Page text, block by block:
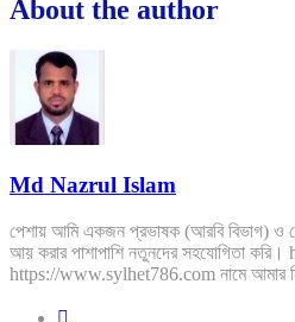
About the author
Md Nazrul Islam
পেশায় আমি একজন প্রভাষক (আরবি বিভাগ) ও
আয় করার পাশাপাশি নতুনদের সহযোগিতা
https://www.sylhet786.com নামে আমার